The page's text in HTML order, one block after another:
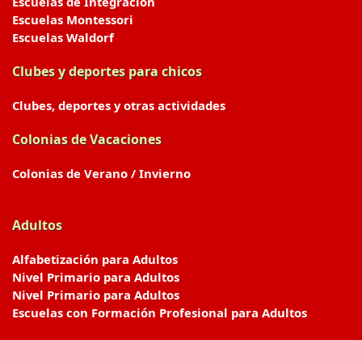
Escuelas Montessori
Escuelas Waldorf
Clubes y deportes para chicos
Clubes, deportes y otras actividades
Colonias de Vacaciones
Colonias de Verano / Invierno
Adultos
Alfabetización para Adultos
Nivel Primario para Adultos
Nivel Primario para Adultos
Escuelas con Formación Profesional para Adultos